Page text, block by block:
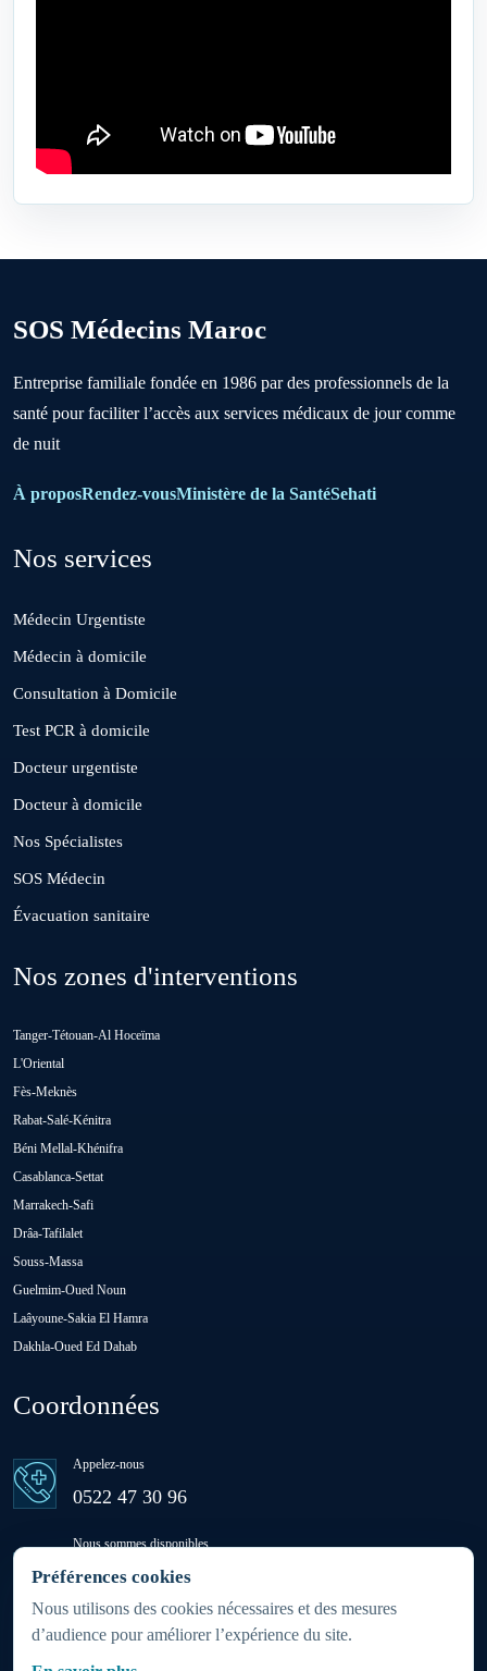
Préférences cookies
Nous utilisons des cookies nécessaires et des mesures
d’audience pour améliorer l’expérience du site.
Ben Ahmed
Boujniba
Boulanouare
Bouznika
Deroua
El Borouj
El Gara
Guisser
Hattane
Khouribga
Loulad
Oulad H'Riz Sahel
Oulad Saïd
Ras El Aïn
Sidi Rahhal Chataï
SOS Médecins Maroc
Entreprise familiale fondée en 1986 par des professionnels de la
santé pour faciliter l’accès aux services médicaux de jour comme
de nuit
À proposRendez-vousMinistère de la SantéSehati
Nos services
Médecin Urgentiste
Médecin à domicile
Consultation à Domicile
Test PCR à domicile
Docteur urgentiste
Docteur à domicile
Nos Spécialistes
SOS Médecin
Évacuation sanitaire
Nos zones d'interventions
Tanger-Tétouan-Al Hoceïma
L'Oriental
Fès-Meknès
Rabat-Salé-Kénitra
Béni Mellal-Khénifra
Casablanca-Settat
Marrakech-Safi
Drâa-Tafilalet
Souss-Massa
Guelmim-Oued Noun
Laâyoune-Sakia El Hamra
Dakhla-Oued Ed Dahab
Coordonnées
Appelez-nous
0522 47 30 96
Nous sommes disponibles
24h/24 - 7j/7
(week-ends et jours fériés inclus)